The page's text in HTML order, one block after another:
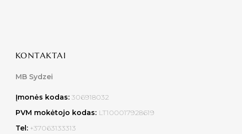
KONTAKTAI
MB Sydzei
Įmonės kodas: 306918032
PVM mokėtojo kodas: LT100017928619
Tel:+37063133313